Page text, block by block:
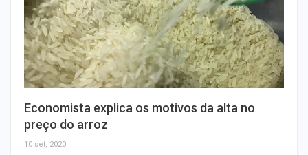
Economista explica os motivos da alta no
preço do arroz
10 set, 2020